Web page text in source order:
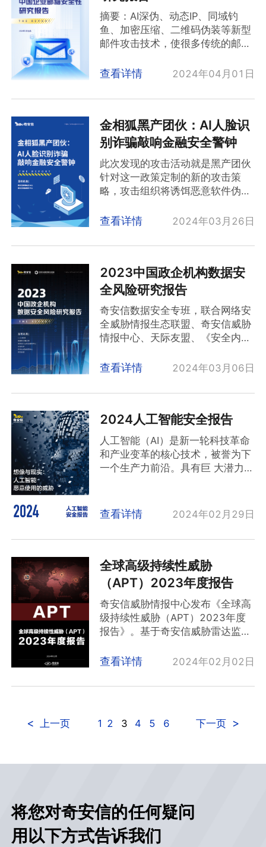
巨头（微软、谷歌、苹果）转向边
界设备，且攻击者在尝试新攻击角
度。
按照以往惯例，本报告还从地域空
APT 组织及热点 APT 攻击事件。
件供应链安全保障应加强顶层设
计，持续推进和落地相关保护工
作。
期，本报告深入分析了过去一年来
的潜在威胁，总结了趋势和变化。
软件生态发展与安全部分新增了对
NPM生态中恶意开源软件分析的内
容；并通过多个实例再次验证了“外
来”组件“老漏洞”发挥“0day漏洞”攻
击作用的状况。感兴趣的读者可重
点关注。
摘要：AI深伪、动态IP、同域钓
鱼、加密压缩、二维码伪装等新型
邮件攻击技术，使很多传统的邮件
大模型的新一代邮件安全技术，或
关键。
Coremail邮件安全人工智能实验室
和CACTER邮件安全研究团队联合
性研究报告》。报告从企业邮箱应
用、垃圾邮件、钓鱼邮件、带毒邮
件、账号安全、未来趋势等多个方
型案例，其中4起案例为商务邮件
查看详情 2024年04月01日
金相狐黑产团伙：AI人脸识
别诈骗敲响金融安全警钟
此次发现的攻击活动就是黑产团伙
针对这一政策定制的新的攻击策
略，攻击组织将诱饵恶意软件伪装
投递，至于为何选此软件，通过查
在Google Play Store的下载量就达
生活必须事项。此前版本也常常伪
装成泰国政府、金融部门和公共事
业公司的相关应用程序，由此可
见，这是他们惯用的伪装手段。不
同的是攻击者在诱导受害用户安装
此类仿冒软件后，还会在使用过程
服软件的金融监控软件，继而实施
经过深入分析后，我们将这个幕后
狐"（GoldenPhysiognomyFox）
组织。这个名字不仅仅是一个标
签，而是一个对该组织行为和特点
的生动描述："金"代表了他们攫取
个名字既突出了他们的行为特点，
查看详情 2024年03月26日
2023中国政企机构数据安
全风险研究报告
奇安信数据安全专班，联合网络安
全威胁情报生态联盟、奇安信威胁
情报中心、天际友盟、《安全内
政企机构数据安全风险分析报
安全领域的核心问题；2023年，
泄露并在黑市交易；同时，汽车制
造业正在成为数据安全风险的新高
地。
查看详情 2024年03月06日
2024人工智能安全报告
人工智能（AI）是新一轮科技革命
和产业变革的核心技术，被誉为下
一个生产力前沿。具有巨 大潜力的
入新型威胁。
奇安信预计，未来十年，人工智能
研究发现：
AI已成攻击工具，带来迫在眉睫的
威胁，AI相关的网络攻击频次越来
越高。
AI加剧军事威胁，AI武器化趋势显
现。
险，业内对潜在影响的研究与重视
AI 技术推动安全范式变革，全行业
查看详情 2024年02月29日
全球高级持续性威胁
（APT）2023年度报告
奇安信威胁情报中心发布《全球高
级持续性威胁（APT）2023年度
报告》。基于奇安信威胁雷达监测
报，对全球范围内APT攻击（高级
告》显示，在2023年全球至少有
亚、东南亚、南亚等中国周边地
与，这表明中国及周边地区已经成
查看详情 2024年02月02日
< 上一页 1 2 3 4 5 6 下一页 >
将您对奇安信的任何疑问
用以下方式告诉我们